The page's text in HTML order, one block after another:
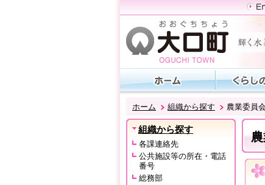
ホーム 組織から探す 農業委員
組織から探す
各課連絡先
公共施設等の所在・電話
番号
総務部